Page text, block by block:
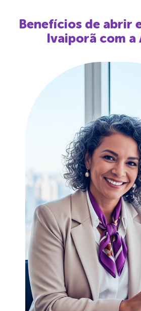
Benefícios de abrir
Ivaiporã com a